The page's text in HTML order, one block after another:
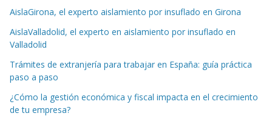
AislaGirona, el experto aislamiento por insuflado en Girona
AislaValladolid, el experto en aislamiento por insuflado en
Valladolid
Trámites de extranjería para trabajar en España: guía práctica
paso a paso
¿Cómo la gestión económica y fiscal impacta en el crecimiento
de tu empresa?